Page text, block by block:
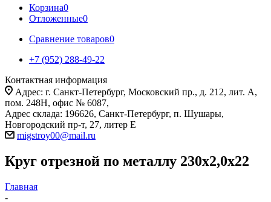
Корзина0
Отложенные0
Сравнение товаров0
+7 (952) 288-49-22
Контактная информация
Адрес: г. Санкт-Петербург, Московский пр., д. 212, лит. А,
пом. 248Н, офис № 6087,
Адрес склада: 196626, Санкт-Петербург, п. Шушары,
Новгородский пр-т, 27, литер Е
migstroy00@mail.ru
Круг отрезной по металлу 230х2,0х22
Главная
-